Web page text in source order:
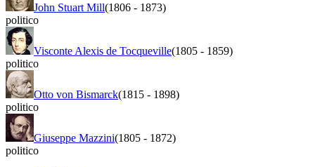
John Stuart Mill(1806 - 1873)
politico
Visconte Alexis de Tocqueville(1805 - 1859)
politico
Otto von Bismarck(1815 - 1898)
politico
Giuseppe Mazzini(1805 - 1872)
politico